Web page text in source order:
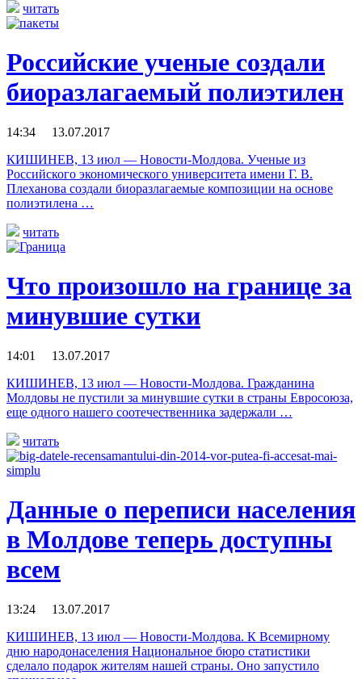
читать
Российские ученые создали
биоразлагаемый полиэтилен
14:34 13.07.2017
КИШИНЕВ, 13 июл — Новости-Молдова. Ученые из
Российского экономического университета имени Г. В.
Плеханова создали биоразлагаемые композиции на основе
полиэтилена …
читать
Что произошло на границе за
минувшие сутки
14:01 13.07.2017
КИШИНЕВ, 13 июл — Новости-Молдова. Гражданина
Молдовы не пустили за минувшие сутки в страны Евросоюза,
еще одного нашего соотечественника задержали …
читать
Данные о переписи населения
в Молдове теперь доступны
всем
13:24 13.07.2017
КИШИНЕВ, 13 июл — Новости-Молдова. К Всемирному
дню народонаселения Национальное бюро статистики
сделало подарок жителям нашей страны. Оно запустило